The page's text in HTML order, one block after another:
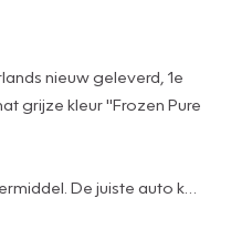
nieuw geleverd, 1e
grijze kleur "Frozen Pure
De juiste auto kan
zijn smaakvolle
die hij biedt. Dat geldt